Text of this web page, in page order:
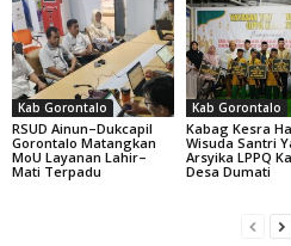
Kab Gorontalo
RSUD Ainun–Dukcapil
Gorontalo Matangkan
MoU Layanan Lahir–
Mati Terpadu
Kab Gorontalo
Kabag Kesra
Wisuda Santri
Arsyika LPPQ
Desa Dumati